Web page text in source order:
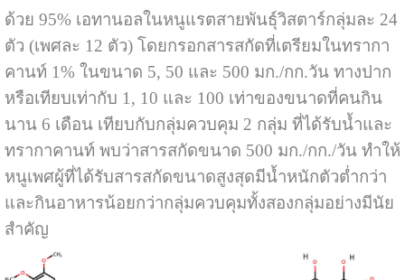
ด้วย 95% เอทานอลในหนูแรตสายพันธุ์วิสตาร์กลุ่มละ 24
ตัว (เพศละ 12 ตัว) โดยกรอกสารสกัดที่เตรียมในทรากา
คานท์ 1% ในขนาด 5, 50 และ 500 มก./กก.วัน ทางปาก
หรือเทียบเท่ากับ 1, 10 และ 100 เท่าของขนาดที่คนกิน
นาน 6 เดือน เทียบกับกลุ่มควบคุม 2 กลุ่ม ที่ได้รับน้ำและ
ทรากาคานท์ พบว่าสารสกัดขนาด 500 มก./กก./วัน ทำให้
หนูเพศผู้ที่ได้รับสารสกัดขนาดสูงสุดมีน้ำหนักตัวต่ำกว่า
และกินอาหารน้อยกว่ากลุ่มควบคุมทั้งสองกลุ่มอย่างมีนัย
สำคัญ